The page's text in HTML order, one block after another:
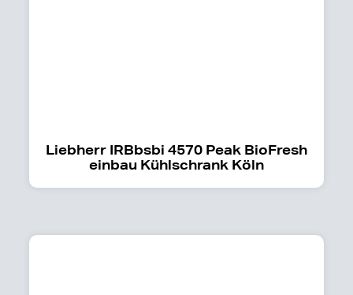
Liebherr IRBbsbi 4570 Peak BioFresh
einbau Kühlschrank Köln